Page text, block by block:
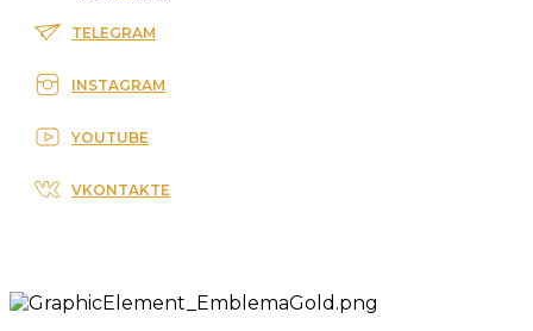
TELEGRAM
INSTAGRAM
YOUTUBE
VKONTAKTE